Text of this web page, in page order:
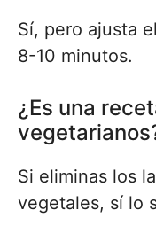
Sí, pero ajusta
8-10 minutos.
¿Es una
Si eliminas los
vegetales, sí lo